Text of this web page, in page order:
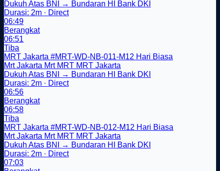
Dukuh Atas BNI → Bundaran HI Bank DKI
Durasi: 2m · Direct
06:49
Berangkat
06:51
Tiba
MRT Jakarta #MRT-WD-NB-011-M12 Hari Biasa
Mrt Jakarta Mrt MRT MRT Jakarta
Dukuh Atas BNI → Bundaran HI Bank DKI
Durasi: 2m · Direct
06:56
Berangkat
06:58
Tiba
MRT Jakarta #MRT-WD-NB-012-M12 Hari Biasa
Mrt Jakarta Mrt MRT MRT Jakarta
Dukuh Atas BNI → Bundaran HI Bank DKI
Durasi: 2m · Direct
07:03